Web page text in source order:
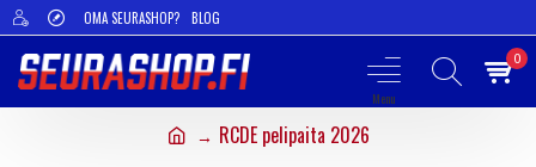
OMA SEURASHOP? BLOG
0
RCDE pelipaita 2026